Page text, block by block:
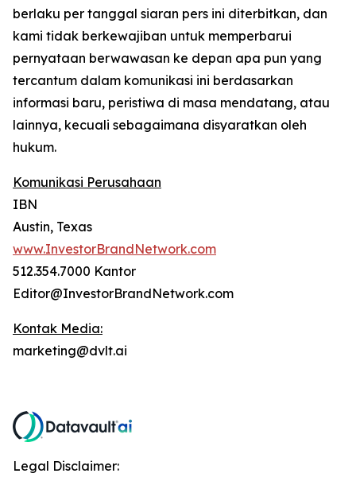
berlaku per tanggal siaran pers ini diterbitkan, dan
kami tidak berkewajiban untuk memperbarui
pernyataan berwawasan ke depan apa pun yang
tercantum dalam komunikasi ini berdasarkan
informasi baru, peristiwa di masa mendatang, atau
lainnya, kecuali sebagaimana disyaratkan oleh
hukum.
Komunikasi Perusahaan
IBN
Austin, Texas
www.InvestorBrandNetwork.com
512.354.7000 Kantor
Editor@InvestorBrandNetwork.com
Kontak Media:
marketing@dvlt.ai
Legal Disclaimer: